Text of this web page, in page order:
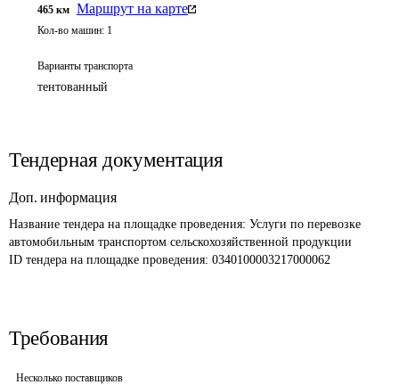
465 км Маршрут на карте
Кол-во машин: 1
Варианты транспорта
тентованный
Тендерная документация
Доп. информация
Название тендера на площадке проведения: Услуги по перевозке
автомобильным транспортом сельскохозяйственной продукции
ID тендера на площадке проведения: 0340100003217000062
Требования
Несколько поставщиков